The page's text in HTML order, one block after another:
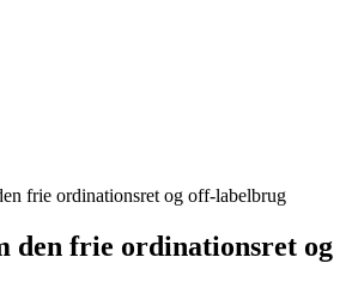
frie ordinationsret og off-labelbrug
den frie ordinationsret og